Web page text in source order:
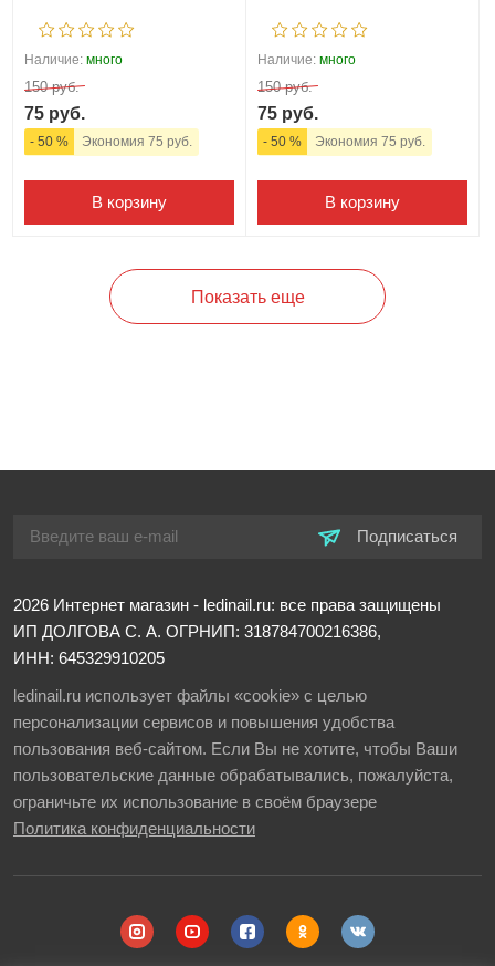
Наличие: много
150 руб.
75 руб.
- 50 % Экономия 75 руб.
В корзину
Наличие: много
150 руб.
75 руб.
- 50 % Экономия 75 руб.
В корзину
Показать еще
Подписаться
2026 Интернет магазин - ledinail.ru: все права защищены
ИП ДОЛГОВА С. А. ОГРНИП: 318784700216386,
ИНН: 645329910205
ledinail.ru использует файлы «cookie» с целью
персонализации сервисов и повышения удобства
пользования веб-сайтом. Если Вы не хотите, чтобы Ваши
пользовательские данные обрабатывались, пожалуйста,
ограничьте их использование в своём браузере
Политика конфиденциальности